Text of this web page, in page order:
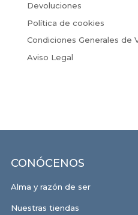
Devoluciones
Política de cookies
Condiciones Generales de
Aviso Legal
CONÓCENOS
Alma y razón de ser
Nuestras tiendas